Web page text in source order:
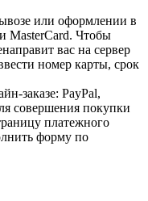
или оформлении в
MasterCard. Чтобы
вас на сервер
номер карты, срок
заказе: PayPal,
совершения покупки
платежного
форму по